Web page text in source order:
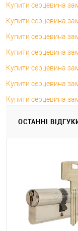
Купити серцевина
Купити серцевина
Купити серцевина
Купити серцевина
Купити серцевина
Купити серцевина
Купити серцевина
ОСТАННІ